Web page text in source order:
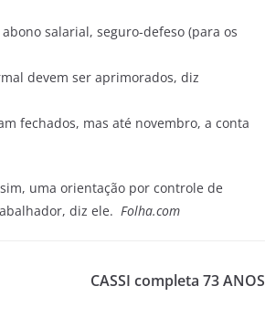
salarial, seguro-defeso (para os
devem ser aprimorados, diz
fechados, mas até novembro, a conta
uma orientação por controle de
diz ele. Folha.com
CASSI completa 73 ANOS